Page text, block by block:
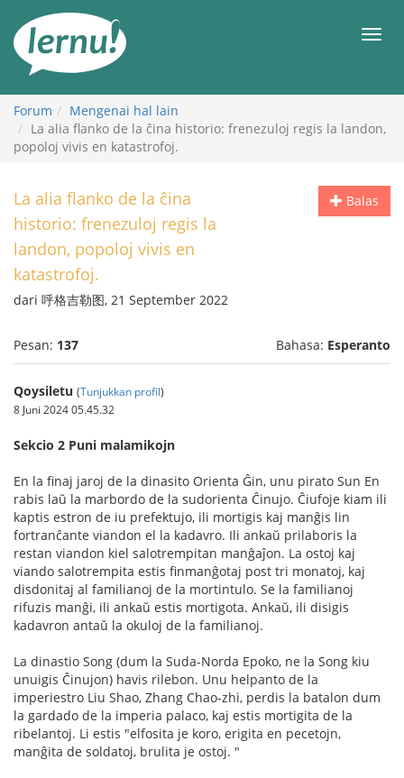
daftar
Forum
Mengenai hal lain
La alia flanko de la ĉina historio: frenezuloj regis la landon,
popoloj vivis en katastrofoj.
Balas
La alia flanko de la ĉina
historio: frenezuloj regis la
landon, popoloj vivis en
katastrofoj.
dari 呼格吉勒图, 21 September 2022
Pesan: 137 Bahasa: Esperanto
Qoysiletu (Tunjukkan profil)
8 Juni 2024 05.45.32
Sekcio 2 Puni malamikojn
En la finaj jaroj de la dinasito Orienta Ĝin, unu pirato Sun En
rabis laŭ la marbordo de la sudorienta Ĉinujo. Ĉiufoje kiam ili
kaptis estron de iu prefektujo, ili mortigis kaj manĝis lin
fortranĉante viandon el la kadavro. Ili ankaŭ prilaboris la
restan viandon kiel salotrempitan manĝaĵon. La ostoj kaj
viando salotrempita estis finmanĝotaj post tri monatoj, kaj
disdonitaj al familianoj de la mortintulo. Se la familianoj
rifuzis manĝi, ili ankaŭ estis mortigota. Ankaŭ, ili disigis
kadavron antaŭ la okuloj de la familianoj.
La dinastio Song (dum la Suda-Norda Epoko, ne la Song kiu
unuigis Ĉinujon) havis rilebon. Unu helpanto de la
imperiestro Liu Shao, Zhang Chao-zhi, perdis la batalon dum
la gardado de la imperia palaco, kaj estis mortigita de la
ribelantoj. Li estis "elfosita je koro, erigita en pecetojn,
manĝita de soldatoj, brulita je ostoj. "